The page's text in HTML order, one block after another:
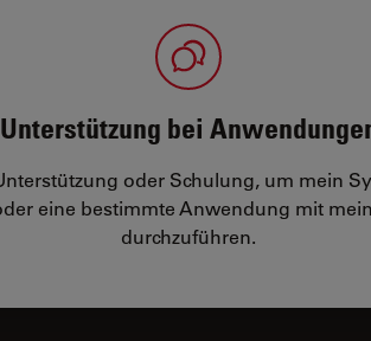
Unterstützung bei
oder Schulung, um mein
eine bestimmte Anwendung mit
durchzuführen.